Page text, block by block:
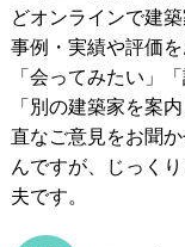
どオンラインで建
事例・実績や評価を
「会ってみたい」
「別の建築家を案
直なご意見をお聞か
んですが、じっく
夫です。